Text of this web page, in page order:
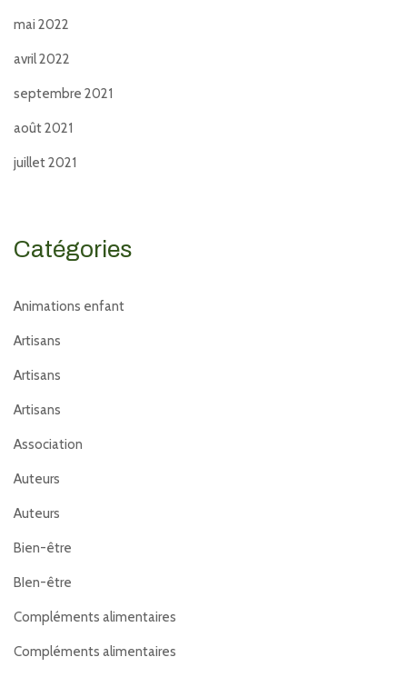
mai 2022
avril 2022
septembre 2021
août 2021
juillet 2021
Catégories
Animations enfant
Artisans
Artisans
Artisans
Association
Auteurs
Auteurs
Bien-être
BIen-être
Compléments alimentaires
Compléments alimentaires